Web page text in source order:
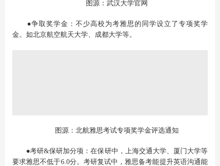
图源：武汉大学官网
●争取奖学金：不少高校为考雅思的同学设立了专项奖学
金。如北京航空航天大学、成都大学等。
图源：北航雅思考试专项奖学金评选通知
●考研&保研加分项：在保研中，上海交通大学、厦门大学等
要求雅思不低于6.0分。考研复试中，雅思备考能提升英语沟通能